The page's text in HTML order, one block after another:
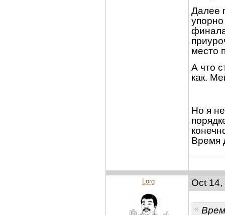
Далее
место
А что
как.
Но я
Время
Oct
Lorg